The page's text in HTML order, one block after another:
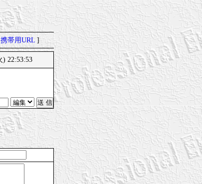
携帯用URL]
) 22:53:53